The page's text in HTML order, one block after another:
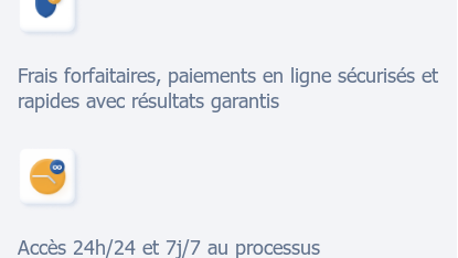
Frais forfaitaires, paiements en ligne sécurisés et
rapides avec résultats garantis
Accès 24h/24 et 7j/7 au processus